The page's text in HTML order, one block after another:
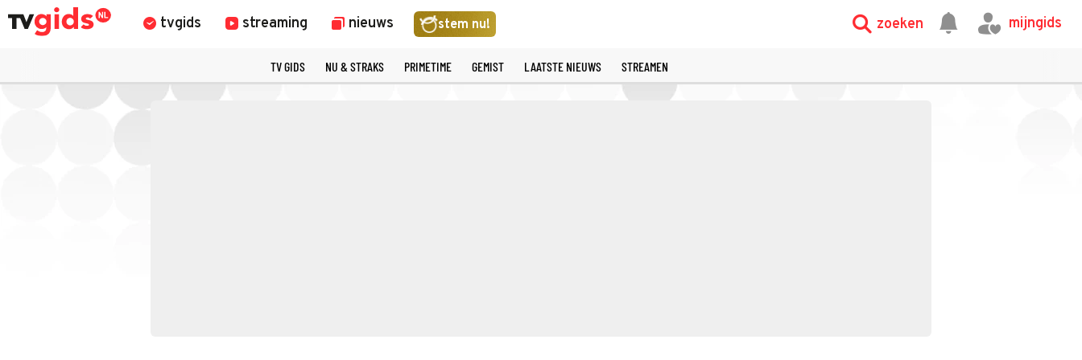
tvgids streaming nieuws stem nu! zoeken mijngids
TV GIDS NU & STRAKS PRIMETIME GEMIST LAATSTE NIEUWS STREAMEN